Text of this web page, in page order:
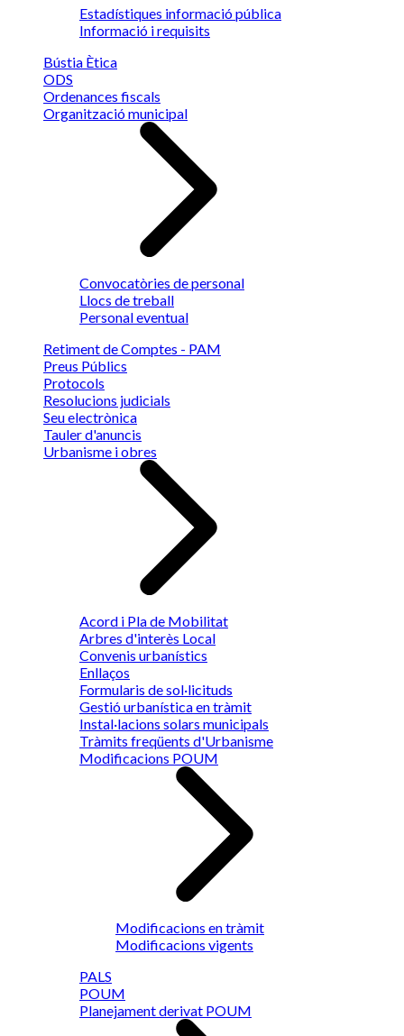
Estadístiques informació pública
Informació i requisits
Bústia Ètica
ODS
Ordenances fiscals
Organització municipal
Convocatòries de personal
Llocs de treball
Personal eventual
Retiment de Comptes - PAM
Preus Públics
Protocols
Resolucions judicials
Seu electrònica
Tauler d'anuncis
Urbanisme i obres
Acord i Pla de Mobilitat
Arbres d'interès Local
Convenis urbanístics
Enllaços
Formularis de sol·licituds
Gestió urbanística en tràmit
Instal·lacions solars municipals
Tràmits freqüents d'Urbanisme
Modificacions POUM
Modificacions en tràmit
Modificacions vigents
PALS
POUM
Planejament derivat POUM